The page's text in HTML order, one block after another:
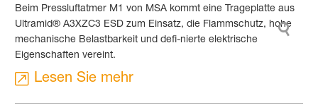
Beim Pressluftatmer M1 von MSA kommt eine Trageplatte aus
Ultramid® A3XZC3 ESD zum Einsatz, die Flammschutz, hohe
mechanische Belastbarkeit und defi-nierte elektrische
Eigenschaften vereint.
Lesen Sie mehr